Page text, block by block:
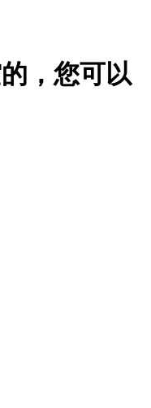
，您可以